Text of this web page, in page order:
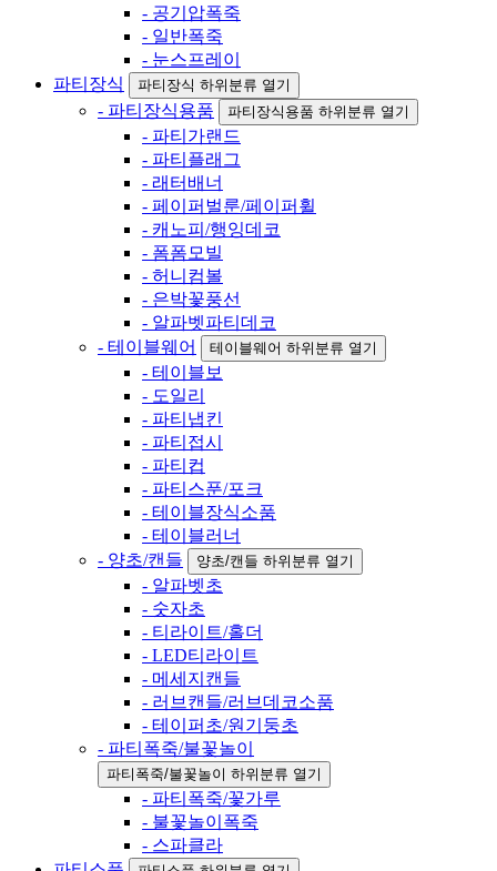
- 공기압폭죽
- 일반폭죽
- 눈스프레이
파티장식
파티장식 하위분류 열기
- 파티장식용품 파티장식용품 하위분류 열기
- 파티가랜드
- 파티플래그
- 래터배너
- 페이퍼벌룬/페이퍼휠
- 캐노피/행잉데코
- 폼폼모빌
- 허니컴볼
- 은박꽃풍선
- 알파벳파티데코
- 테이블웨어
테이블웨어 하위분류 열기
- 테이블보
- 도일리
- 파티냅킨
- 파티접시
- 파티컵
- 파티스푼/포크
- 테이블장식소품
- 테이블러너
- 양초/캔들
양초/캔들 하위분류 열기
- 알파벳초
- 숫자초
- 티라이트/홀더
- LED티라이트
- 메세지캔들
- 러브캔들/러브데코소품
- 테이퍼초/원기둥초
- 파티폭죽/불꽃놀이
파티폭죽/불꽃놀이 하위분류 열기
- 파티폭죽/꽃가루
- 불꽃놀이폭죽
- 스파클라